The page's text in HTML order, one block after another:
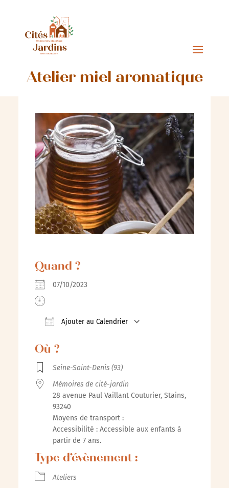
Atelier miel aromatique
Quand ?
07/10/2023
Ajouter au Calendrier
Où ?
Seine-Saint-Denis (93)
Mémoires de cité-jardin
28 avenue Paul Vaillant Couturier, Stains,
93240
Moyens de transport :
Accessibilité : Accessible aux enfants à
partir de 7 ans.
Type d’évènement :
Ateliers